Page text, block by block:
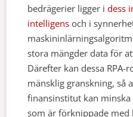
bedrägerier ligger idess
intelligens och i
stora mängder data för
Därefter kan dessa
mänsklig granskning, så
finansinstitut kan
som är förknippade med